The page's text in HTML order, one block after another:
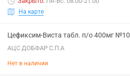
На карте
Цефиксим-Виста табл. п/о 400мг №10
АЦС ДОБФАР С.П.А
Нет в наличии